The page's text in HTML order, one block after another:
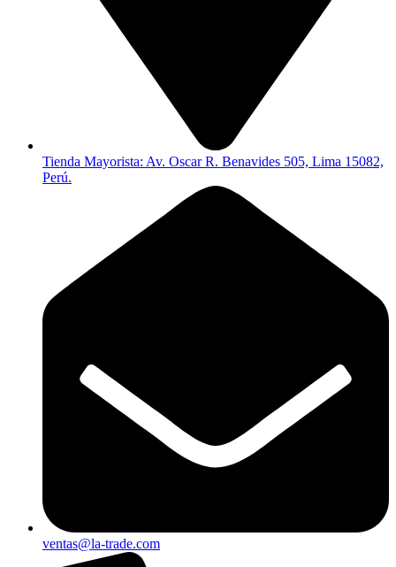
Tienda Mayorista: Av. Oscar R. Benavides 505, Lima 15082,
Perú.
ventas@la-trade.com